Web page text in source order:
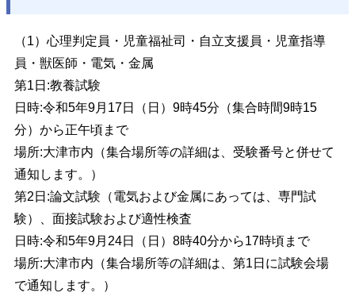
（1）心理判定員・児童福祉司・自立支援員・児童指導
員・獣医師・電気・金属
第1日:教養試験
日時:令和5年9月17日（日）9時45分（集合時間9時15
分）から正午頃まで
場所:大津市内（集合場所等の詳細は、受験番号と併せて
通知します。）
第2日:論文試験（電気および金属にあっては、専門試
験）、面接試験および適性検査
日時:令和5年9月24日（日）8時40分から17時頃まで
場所:大津市内（集合場所等の詳細は、第1日に試験会場
で通知します。）